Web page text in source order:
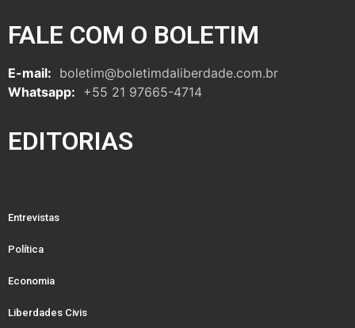
FALE COM O BOLETIM
E-mail: boletim@boletimdaliberdade.com.br
Whatsapp: +55 21 97665-4714
EDITORIAS
Entrevistas
Política
Economia
Liberdades Civis